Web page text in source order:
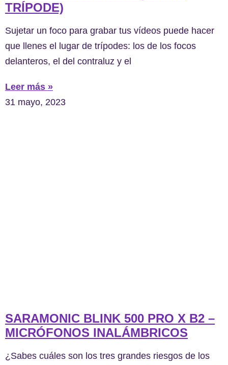
TRÍPODE)
Sujetar un foco para grabar tus vídeos puede hacer
que llenes el lugar de trípodes: los de los focos
delanteros, el del contraluz y el
Leer más »
31 mayo, 2023
SARAMONIC BLINK 500 PRO X B2 –
MICRÓFONOS INALÁMBRICOS
¿Sabes cuáles son los tres grandes riesgos de los